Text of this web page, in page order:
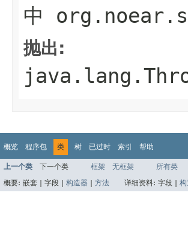
中
抛出:
概览 程序包 类 树 已过时 索引 帮助
上一个类 下一个类 框架 无框架
所有类
概要: 嵌套 | 字段 | 构造器 方法 详细资料: 字段 | 构